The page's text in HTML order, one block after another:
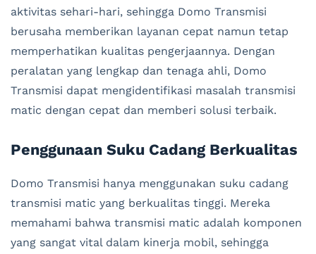
aktivitas sehari-hari, sehingga Domo Transmisi
berusaha memberikan layanan cepat namun tetap
memperhatikan kualitas pengerjaannya. Dengan
peralatan yang lengkap dan tenaga ahli, Domo
Transmisi dapat mengidentifikasi masalah transmisi
matic dengan cepat dan memberi solusi terbaik.
Penggunaan Suku Cadang Berkualitas
Domo Transmisi hanya menggunakan suku cadang
transmisi matic yang berkualitas tinggi. Mereka
memahami bahwa transmisi matic adalah komponen
yang sangat vital dalam kinerja mobil, sehingga